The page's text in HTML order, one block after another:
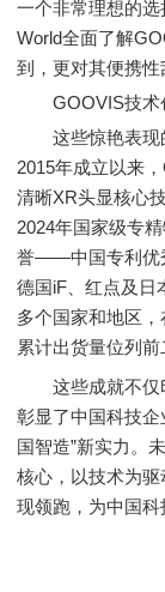
一个非常理想的选
World全面了解
到，更对其便携性
GOOVIS技术
这些惊艳表现
2015年成立以来
清晰XR头显核心
2024年国家级专
誉——中国专利优
德国iF、红点及日
多个国家和地区
累计出货量位列
这些成就不仅
彰显了中国科技企
国智造”新实力。
核心，以技术为驱
现领跑，为中国科